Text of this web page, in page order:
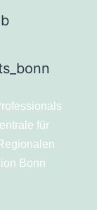
für
Bonn